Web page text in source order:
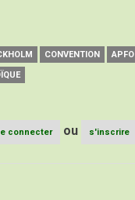
CONVENTION APFO
connecter ou s'inscrire